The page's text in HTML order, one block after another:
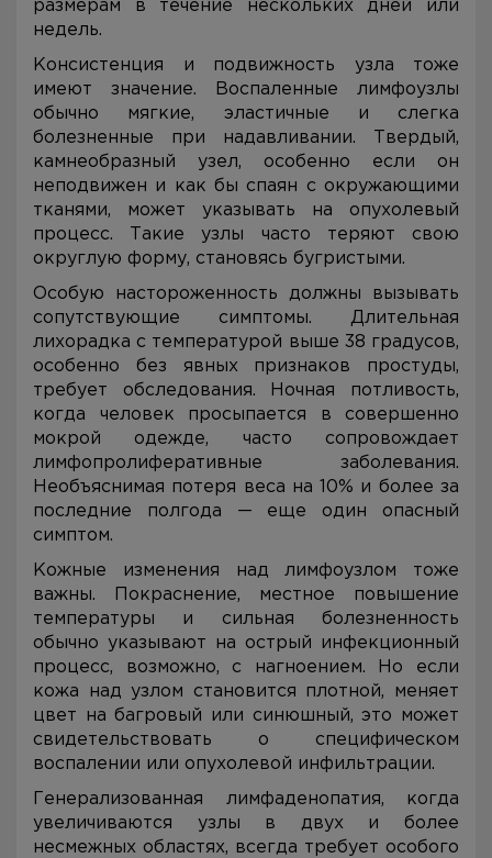
размерам в течение нескольких дней или
недель.
Консистенция и подвижность узла тоже
имеют значение. Воспаленные лимфоузлы
обычно мягкие, эластичные и слегка
болезненные при надавливании. Твердый,
камнеобразный узел, особенно если он
неподвижен и как бы спаян с окружающими
тканями, может указывать на опухолевый
процесс. Такие узлы часто теряют свою
округлую форму, становясь бугристыми.
Особую настороженность должны вызывать
сопутствующие симптомы. Длительная
лихорадка с температурой выше 38 градусов,
особенно без явных признаков простуды,
требует обследования. Ночная потливость,
когда человек просыпается в совершенно
мокрой одежде, часто сопровождает
лимфопролиферативные заболевания.
Необъяснимая потеря веса на 10% и более за
последние полгода — еще один опасный
симптом.
Кожные изменения над лимфоузлом тоже
важны. Покраснение, местное повышение
температуры и сильная болезненность
обычно указывают на острый инфекционный
процесс, возможно, с нагноением. Но если
кожа над узлом становится плотной, меняет
цвет на багровый или синюшный, это может
свидетельствовать о специфическом
воспалении или опухолевой инфильтрации.
Генерализованная лимфаденопатия, когда
увеличиваются узлы в двух и более
несмежных областях, всегда требует особого